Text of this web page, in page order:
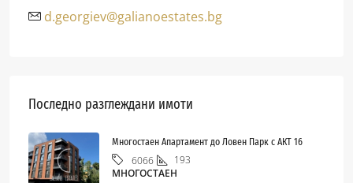
d.georgiev@galianoestates.bg
Последно разглеждани имоти
Многостаен Апартамент до Ловен Парк с АКТ 16
6066
193
МНОГОСТАЕН